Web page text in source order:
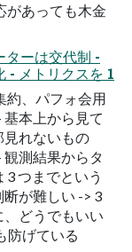
があっても木金
ターは交代制 -
- メトリクスを 1
約、パフォ会用
本上から見て
見れないもの
測結果からタ
3 つまでという
が難しい -> 3
、どうでもいい
防げている